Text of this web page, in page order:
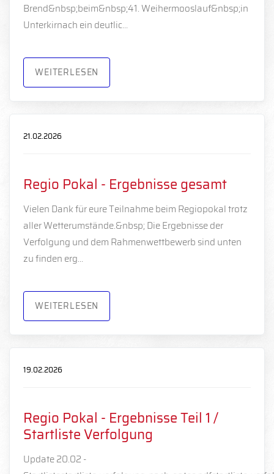
Brend&nbsp;beim&nbsp;41. Weihermooslauf&nbsp;in
Unterkirnach ein deutlic…
WEITERLESEN
21.02.2026
Regio Pokal - Ergebnisse gesamt
Vielen Dank für eure Teilnahme beim Regiopokal trotz
aller Wetterumstände.&nbsp; Die Ergebnisse der
Verfolgung und dem Rahmenwettbewerb sind unten
zu finden erg…
WEITERLESEN
19.02.2026
Regio Pokal - Ergebnisse Teil 1 /
Startliste Verfolgung
Update 20.02 -